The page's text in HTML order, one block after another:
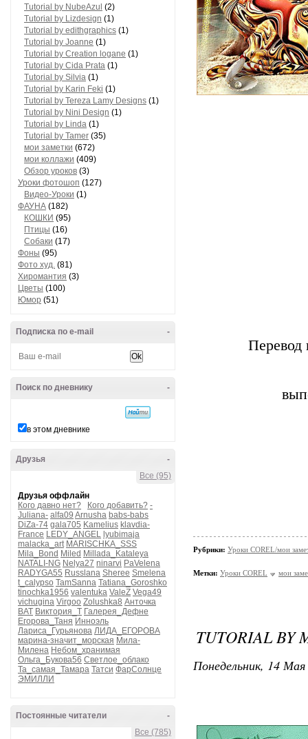
Tutorial by NubeAzul (2)
Tutorial by Lizdesign (1)
Tutorial by edithgraphics (1)
Tutorial by Joanne (1)
Tutorial by Creation logane (1)
Tutorial by Cida Prata (1)
Tutorial by Silvia (1)
Tutorial by Karin Feki (1)
Tutorial by Tereza Lamy Designs (1)
Tutorial by Nini Design (1)
Tutorial by Linda (1)
Tutorial by Tamer (35)
мои заметки (672)
мои коллажи (409)
Обзор уроков (3)
Уроки фотошоп (127)
Видео-Уроки (1)
ФАУНА (182)
КОШКИ (95)
Птицы (16)
Собаки (17)
Фоны (95)
Фото худ. (81)
Хиромантия (3)
Цветы (100)
Юмор (51)
-
Подписка по e-mail
-
Поиск по дневнику
в этом дневнике
-
Друзья
Все (95)
Друзья оффлайн
Кого давно нет?
Кого добавить? -
Juliana- alfa09 Arnusha babs-babs
DiZa-74 gala705 Kamelius klavdia-
France LEDY_ANGEL lyubimaja
malacka_art MARISCHKA_SSS
Mila_Bond Miled Millada_Kataleya
NATALI-NG Nelya27 ninarvi PaVelena
RADYGA55 Russlana Sheree Smelena
t_calypso TamSanna Tatiana_Goroshko
tinochka1956 valentuka ValeZ Vega49
vichugina Virgoo Zolushka8 Анточка
ВАТ Виктория_Т Галерея_Дефне
Егорова_Таня Инноэль
Лариса_Гурьянова ЛИДА_ЕГОРОВА
марина-значит_морская Мила-
Милена Небом_хранимая
Ольга_Букова56 Светлое_облако
Та_самая_Тамара Татси ФарСолнце
ЭМИЛЛИ
-
Постоянные читатели
Все (785)
Перевод
Рубрики: Уроки COREL/мои
Метки: Уроки COREL мои
TUTORIAL BY
Понедельник, 14